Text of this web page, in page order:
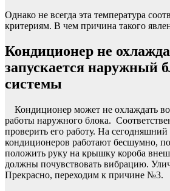
Однако не всегда эта температура
критериям. В чем причина такого
Кондиционер не
запускается наружный
системы
Кондиционер может не охлаждать
работы наружного блока.
проверить его работу. На
кондиционеров работают бесшумно,
положить руку на крышку короба
должны почувствовать вибрацию.
Прекрасно, переходим к причине №3.